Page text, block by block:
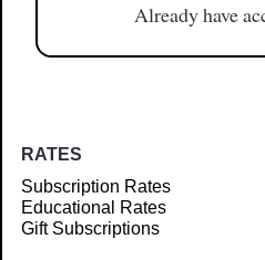
Already have
RATES
Subscription Rates
Educational Rates
Gift Subscriptions